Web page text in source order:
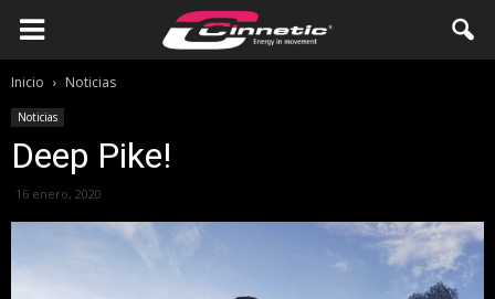
Inicio Noticias
Noticias
Deep Pike!
16 enero, 2020